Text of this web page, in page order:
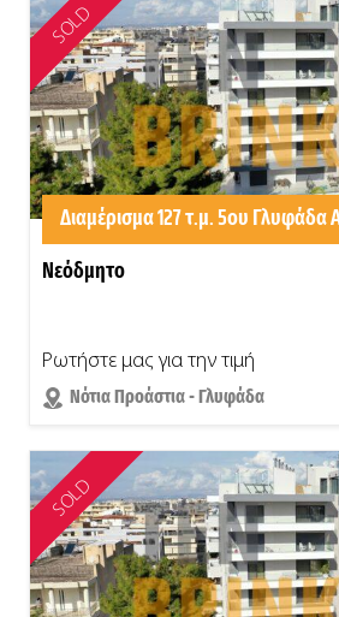
SOLD
Διαμέρισμα 127 τ.μ. 5ου Γλυφάδα
Νεόδμητο
Ρωτήστε μας για την τιμή
Νότια Προάστια - Γλυφάδα
SOLD